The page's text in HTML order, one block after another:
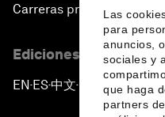
Las
para
anuncios,
sociales y
que haga
partners
Carreras profesionales
Ediciones en otros
EN ▪ES▪中文▪ 日本語